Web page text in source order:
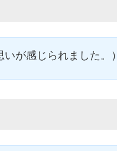
が感じられました。）